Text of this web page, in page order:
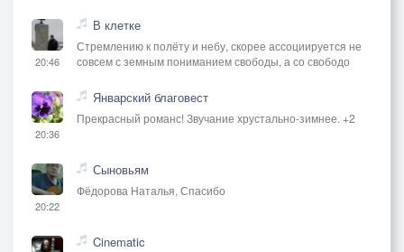
20:46
В клетке
Стремлению к полёту и небу, скорее ассоциируется не
совсем с земным пониманием свободы, а со свободо
20:36
Январский благовест
Прекрасный романс! Звучание хрустально-зимнее. +2
20:22
Сыновьям
Фёдорова Наталья, Спасибо
Cinematic